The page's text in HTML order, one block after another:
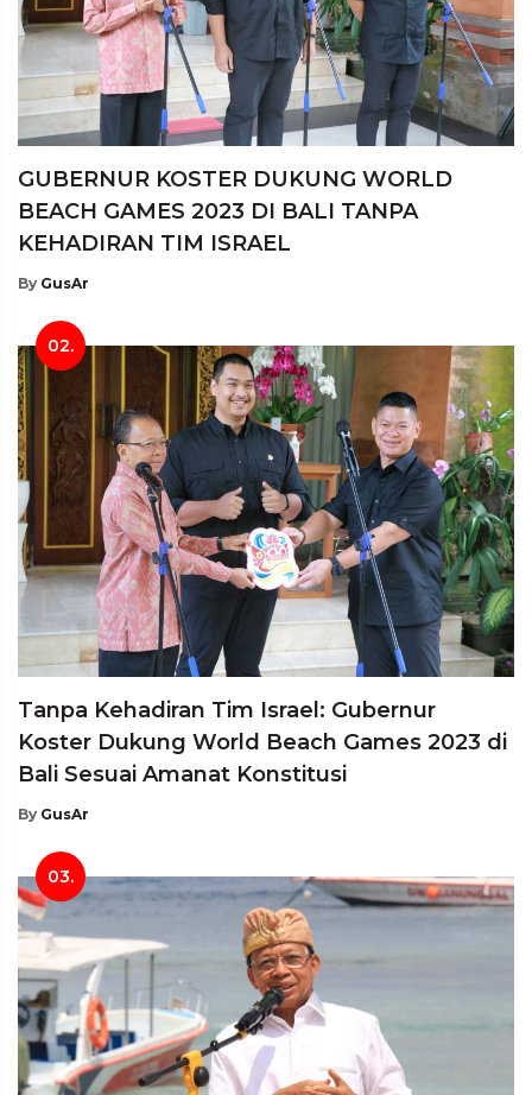
GUBERNUR KOSTER DUKUNG WORLD
BEACH GAMES 2023 DI BALI TANPA
KEHADIRAN TIM ISRAEL
By GusAr
02.
Tanpa Kehadiran Tim Israel: Gubernur
Koster Dukung World Beach Games 2023 di
Bali Sesuai Amanat Konstitusi
By GusAr
03.